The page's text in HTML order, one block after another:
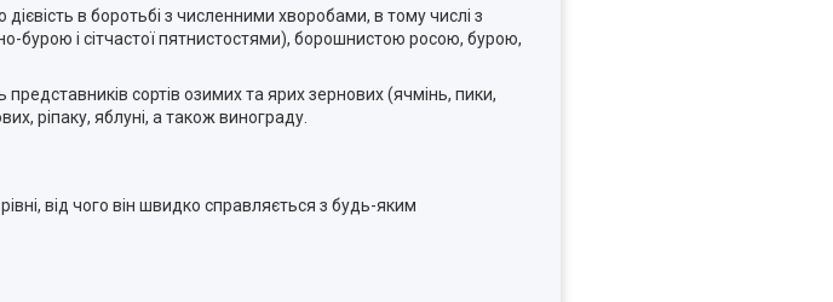
в боротьбі з численними хворобами, в тому числі з
бурою і сітчастої пятнистостями), борошнистою росою, бурою,
сортів озимих та ярих зернових (ячмінь, пики,
ріпаку, яблуні, а також винограду.
від чого він швидко справляється з будь-яким